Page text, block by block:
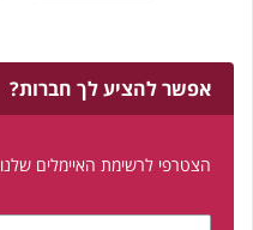
אפשר להציע לך חברות?
הצטרפי לרשימת האיימלים שלנו